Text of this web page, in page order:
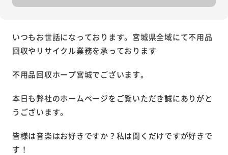
いつもお世話になっております。宮城県全域にて不用品
回収やリサイクル業務を承っております
不用品回収ホープ宮城でございます。
本日も弊社のホームページをご覧いただき誠にありがと
うございます。
皆様は音楽はお好きですか？私は聞くだけですが好きで
す！